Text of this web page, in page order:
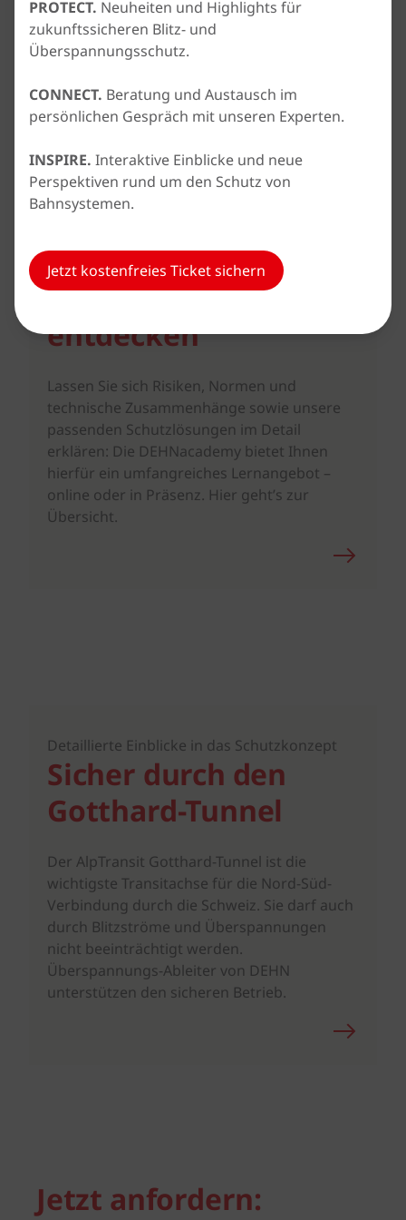
leistungsstarke Prüfung von Produkten, Anlagen und Systemen.
Die Prüfungen und Ergebnisse werden in international
anerkannten Prüfberichten dokumentiert.
DEHNacademy
Seminare zum Thema
entdecken
Lassen Sie sich Risiken, Normen und
technische Zusammenhänge sowie unsere
passenden Schutzlösungen im Detail
erklären: Die DEHNacademy bietet Ihnen
hierfür ein umfangreiches Lernangebot –
online oder in Präsenz. Hier geht’s zur
Übersicht.
Detaillierte Einblicke in das Schutzkonzept
Sicher durch den
Gotthard-Tunnel
Der AlpTransit Gotthard-Tunnel ist die
wichtigste Transitachse für die Nord-Süd-
Verbindung durch die Schweiz. Sie darf auch
durch Blitzströme und Überspannungen
nicht beeinträchtigt werden.
Überspannungs-Ableiter von DEHN
unterstützen den sicheren Betrieb.
Jetzt anfordern:
PROTECT. Neuheiten und Highlights für
zukunftssicheren Blitz- und
Überspannungsschutz.
CONNECT. Beratung und Austausch im
persönlichen Gespräch mit unseren Experten.
INSPIRE. Interaktive Einblicke und neue
Perspektiven rund um den Schutz von
Bahnsystemen.
Jetzt kostenfreies Ticket sichern